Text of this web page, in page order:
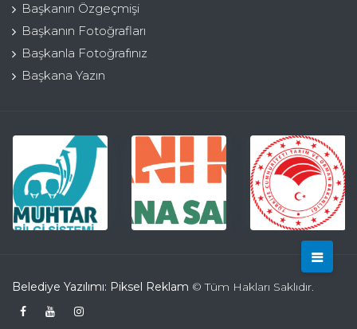
Başkanın Özgeçmişi
Başkanın Fotoğrafları
Başkanla Fotoğrafınız
Başkana Yazın
Belediye Yazılımı: Piksel Reklam © Tüm Hakları Saklıdır.